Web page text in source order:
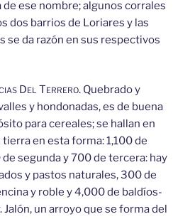
de ese nombre; algunos corrales
dos barrios de Loriares y las
se da razón en sus respectivos
DelTerrero. Quebrado y
y hondonadas, es de buena
para cereales; se hallan en
en esta forma: 1,100 de
segunda y 700 de tercera: hay
y pastos naturales, 300 de
y roble y 4,000 de baldíos-
Jalón, un arroyo que se forma del